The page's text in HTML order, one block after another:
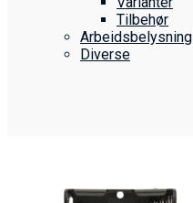
Tilbehør
Arbeidsbelysning
Diverse